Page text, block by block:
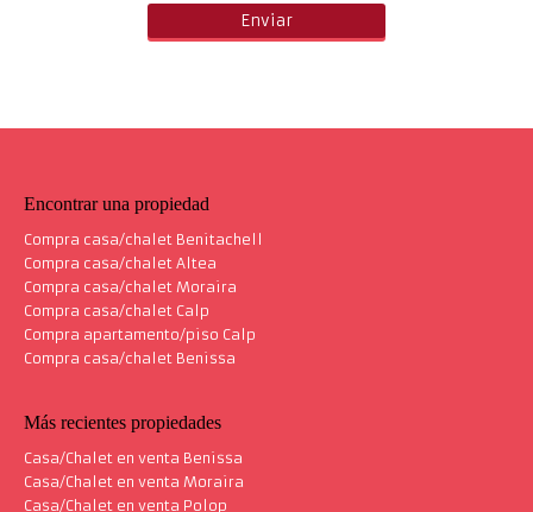
Encontrar una propiedad
Compra casa/chalet Benitachell
Compra casa/chalet Altea
Compra casa/chalet Moraira
Compra casa/chalet Calp
Compra apartamento/piso Calp
Compra casa/chalet Benissa
Más recientes propiedades
Casa/Chalet en venta Benissa
Casa/Chalet en venta Moraira
Casa/Chalet en venta Polop